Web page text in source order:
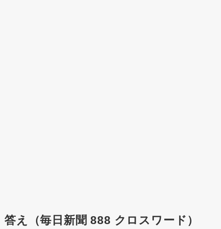
答え（毎日新聞 888 クロスワード）